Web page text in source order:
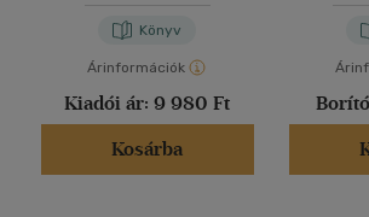
Könyv
Árinformációk
Kiadói ár: 9 980 Ft
Kosárba